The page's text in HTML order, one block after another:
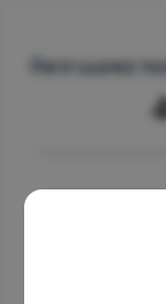
Retrouvez